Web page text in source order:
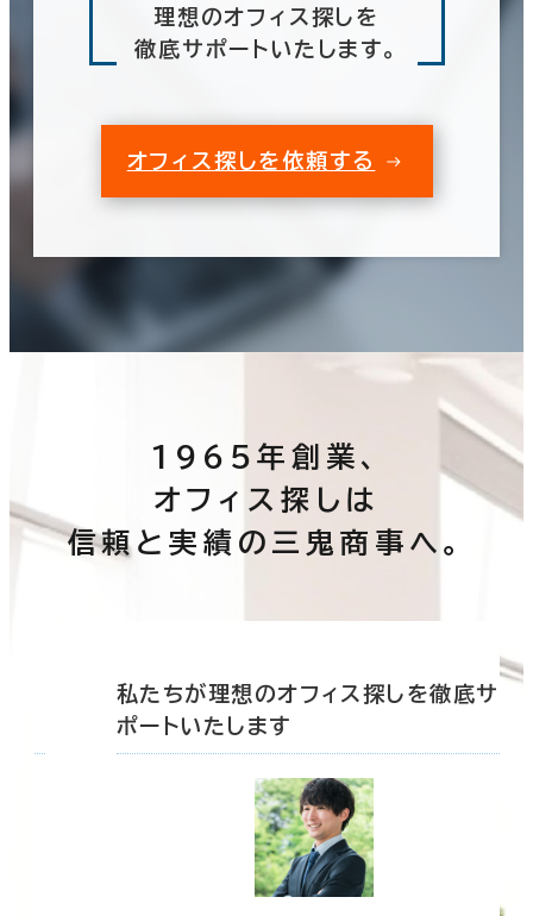
理想のオフィス探しを
徹底サポートいたします。
オフィス探しを依頼する
1965年創業、
オフィス探しは
信頼と実績の三鬼商事へ。
私たちが理想のオフィス探しを徹底サ
ポートいたします